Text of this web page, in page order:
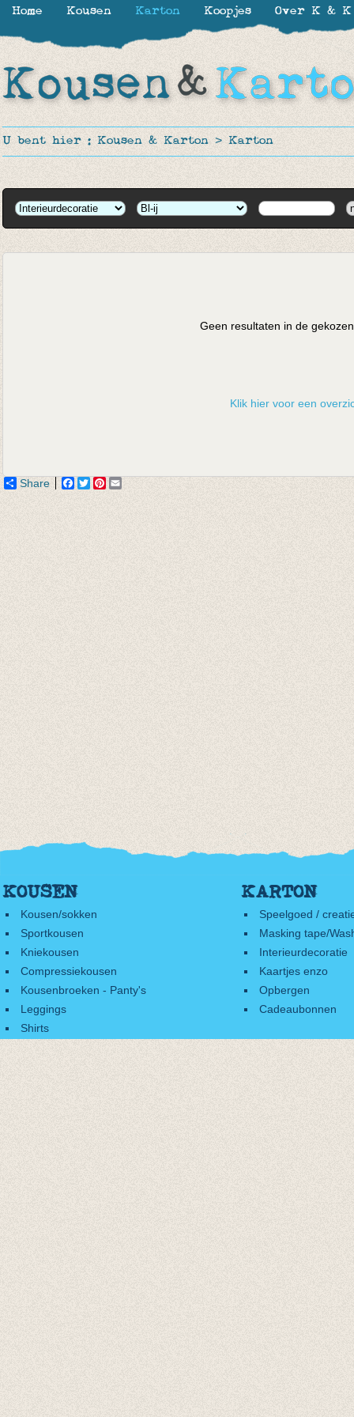
U bent hier : Kousen & Karton > Karton
Geen resultaten in de
Klik hier voor een
Share Facebook
TwitterPinterest
KOUSEN
Kousen/sokken
Sportkousen
Kniekousen
Compressiekousen
Kousenbroeken - Panty's
Leggings
Shirts
KARTON
Speelgoed /
Masking tape/
Interieurdecoratie
Kaartjes enzo
Opbergen
Cadeaubonnen
Home Kousen Karton Koopjes Over K & K